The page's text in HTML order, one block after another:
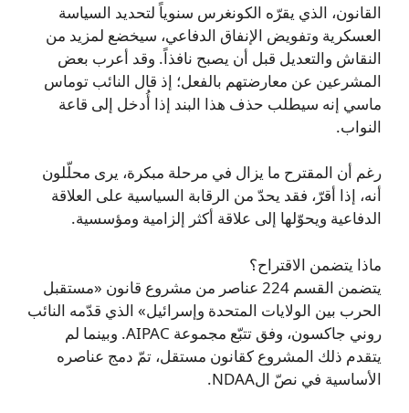
القانون، الذي يقرّه الكونغرس سنوياً لتحديد السياسة
العسكرية وتفويض الإنفاق الدفاعي، سيخضع لمزيد من
النقاش والتعديل قبل أن يصبح نافذاً. وقد أعرب بعض
المشرعين عن معارضتهم بالفعل؛ إذ قال النائب توماس
ماسي إنه سيطلب حذف هذا البند إذا أُدخل إلى قاعة
النواب.
رغم أن المقترح ما يزال في مرحلة مبكرة، يرى محلّلون
أنه، إذا أقرّ، فقد يحدّ من الرقابة السياسية على العلاقة
الدفاعية ويحوّلها إلى علاقة أكثر إلزامية ومؤسسية.
ماذا يتضمن الاقتراح؟
يتضمن القسم 224 عناصر من مشروع قانون «مستقبل
الحرب بين الولايات المتحدة وإسرائيل» الذي قدّمه النائب
روني جاكسون، وفق تتبّع مجموعة AIPAC. وبينما لم
يتقدم ذلك المشروع كقانون مستقل، تمّ دمج عناصره
الأساسية في نصّ الNDAA.